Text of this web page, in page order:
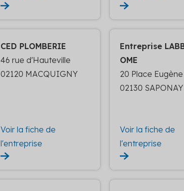
CED PLOMBERIE
46 rue d'Hauteville
02120 MACQUIGNY
Voir la fiche de
l'entreprise
Entreprise
OME
20 Place
02130 SAPONAY
Voir la fiche de
l'entreprise